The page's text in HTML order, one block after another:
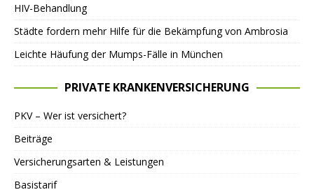
HIV-Behandlung
Städte fordern mehr Hilfe für die Bekämpfung von Ambrosia
Leichte Häufung der Mumps-Fälle in München
PRIVATE KRANKENVERSICHERUNG
PKV – Wer ist versichert?
Beiträge
Versicherungsarten & Leistungen
Basistarif